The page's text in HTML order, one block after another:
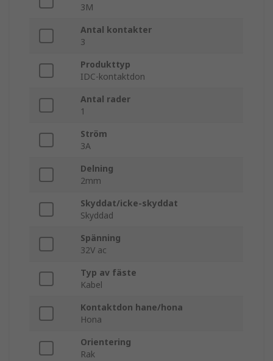
3M
Antal kontakter
3
Produkttyp
IDC-kontaktdon
Antal rader
1
Ström
3A
Delning
2mm
Skyddat/icke-skyddat
Skyddad
Spänning
32V ac
Typ av fäste
Kabel
Kontaktdon hane/hona
Hona
Orientering
Rak